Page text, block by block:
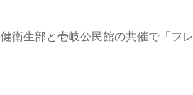
衛生部と壱岐公民館の共催で「フレ